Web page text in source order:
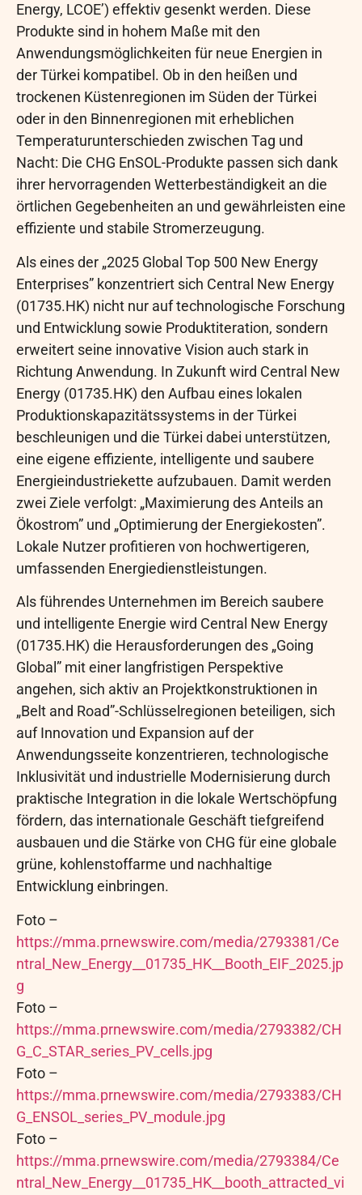
Energy, LCOE’) effektiv gesenkt werden. Diese
Produkte sind in hohem Maße mit den
Anwendungsmöglichkeiten für neue Energien in
der Türkei kompatibel. Ob in den heißen und
trockenen Küstenregionen im Süden der Türkei
oder in den Binnenregionen mit erheblichen
Temperaturunterschieden zwischen Tag und
Nacht: Die CHG EnSOL-Produkte passen sich dank
ihrer hervorragenden Wetterbeständigkeit an die
örtlichen Gegebenheiten an und gewährleisten eine
effiziente und stabile Stromerzeugung.
Als eines der „2025 Global Top 500 New Energy
Enterprises” konzentriert sich Central New Energy
(01735.HK) nicht nur auf technologische Forschung
und Entwicklung sowie Produktiteration, sondern
erweitert seine innovative Vision auch stark in
Richtung Anwendung. In Zukunft wird Central New
Energy (01735.HK) den Aufbau eines lokalen
Produktionskapazitätssystems in der Türkei
beschleunigen und die Türkei dabei unterstützen,
eine eigene effiziente, intelligente und saubere
Energieindustriekette aufzubauen. Damit werden
zwei Ziele verfolgt: „Maximierung des Anteils an
Ökostrom” und „Optimierung der Energiekosten”.
Lokale Nutzer profitieren von hochwertigeren,
umfassenden Energiedienstleistungen.
Als führendes Unternehmen im Bereich saubere
und intelligente Energie wird Central New Energy
(01735.HK) die Herausforderungen des „Going
Global” mit einer langfristigen Perspektive
angehen, sich aktiv an Projektkonstruktionen in
„Belt and Road”-Schlüsselregionen beteiligen, sich
auf Innovation und Expansion auf der
Anwendungsseite konzentrieren, technologische
Inklusivität und industrielle Modernisierung durch
praktische Integration in die lokale Wertschöpfung
fördern, das internationale Geschäft tiefgreifend
ausbauen und die Stärke von CHG für eine globale
grüne, kohlenstoffarme und nachhaltige
Entwicklung einbringen.
Foto –
https://mma.prnewswire.com/media/2793381/Ce
ntral_New_Energy__01735_HK__Booth_EIF_2025.jp
g
Foto –
https://mma.prnewswire.com/media/2793382/CH
G_C_STAR_series_PV_cells.jpg
Foto –
https://mma.prnewswire.com/media/2793383/CH
G_ENSOL_series_PV_module.jpg
Foto –
https://mma.prnewswire.com/media/2793384/Ce
ntral_New_Energy__01735_HK__booth_attracted_vi